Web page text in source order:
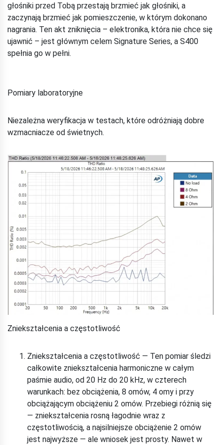
głośniki przed Tobą przestają brzmieć jak głośniki, a
zaczynają brzmieć jak pomieszczenie, w którym dokonano
nagrania. Ten akt zniknięcia – elektronika, która nie chce się
ujawnić – jest głównym celem Signature Series, a S400
spełnia go w pełni.
Pomiary laboratoryjne
Niezależna weryfikacja w testach, które odróżniają dobre
wzmacniacze od świetnych.
Zniekształcenia a częstotliwość
Zniekształcenia a częstotliwość — Ten pomiar śledzi
całkowite zniekształcenia harmoniczne w całym
paśmie audio, od 20 Hz do 20 kHz, w czterech
warunkach: bez obciążenia, 8 omów, 4 omy i przy
obciążającym obciążeniu 2 omów. Przebiegi różnią się
— zniekształcenia rosną łagodnie wraz z
częstotliwością, a najsilniejsze obciążenie 2 omów
jest najwyższe — ale wniosek jest prosty. Nawet w